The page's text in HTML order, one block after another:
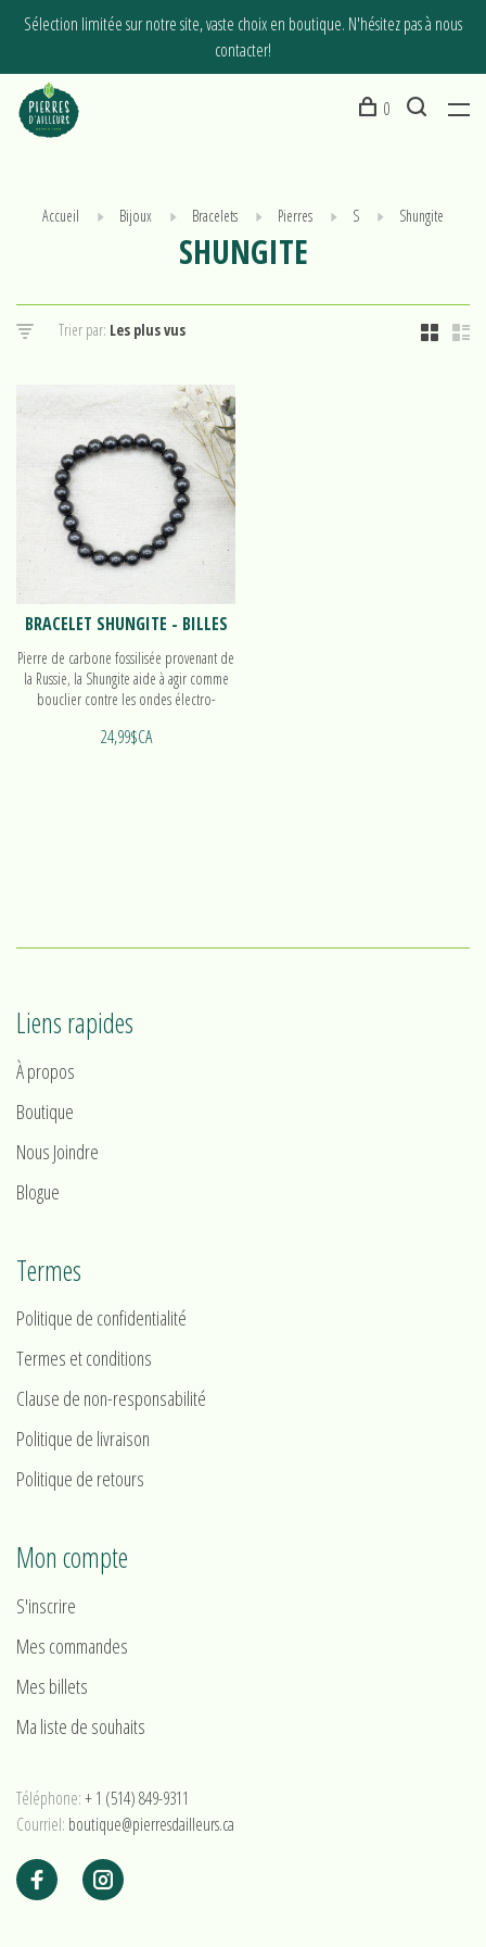
Sélection limitée sur notre site, vaste choix en boutique. N'hésitez pas à nous
contacter!
0
Accueil Bijoux Bracelets Pierres S Shungite
SHUNGITE
Trier par:
BRACELET SHUNGITE - BILLES
Pierre de carbone fossilisée provenant de
la Russie, la Shungite aide à agir comme
bouclier contre les ondes électro-
de billes!
24,99$CA
Liens rapides
À propos
Boutique
Nous Joindre
Blogue
Termes
Politique de confidentialité
Termes et conditions
Clause de non-responsabilité
Politique de livraison
Politique de retours
Mon compte
S'inscrire
Mes commandes
Mes billets
Ma liste de souhaits
Téléphone:+ 1 (514) 849-9311
Courriel: boutique@pierresdailleurs.ca